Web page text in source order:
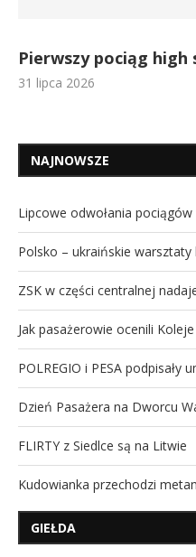
Pierwszy pociąg high
31 lipca 2026
NAJNOWSZE
Lipcowe odwołania
Polsko – ukraińskie
ZSK w części centralnej
Jak pasażerowie ocenili Koleje
POLREGIO i PESA podpisały
Dzień Pasażera na Dworcu
FLIRTY z Siedlce są na Litwie
Kudowianka przechodzi
GIEŁDA